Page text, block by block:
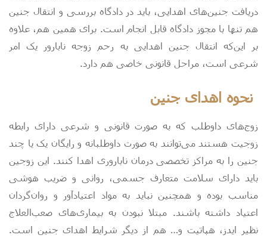
دریافت جنین‌های اهدایی، باید در دادگاه بررسی و انتقال جنین
هم تنها با مجوز دادگاه قابل انجام است. برای همین هم، علاوه
بر این‌که انتقال جنین اهدایی به رحم زوجه نابارور یک امر
شرعی است، مراحل قانونی خاصی هم دارد.
نحوه اهدای جنین
زوج‌های داوطلب که به صورت قانونی و شرعی دارای رابطه
زوجیت هستند می‌توانند به صورت داوطلبانه و رایگان یک یا چند
جنین را به مراکز تخصصی درمان ناباروری اهدا کنند. این زوجین
باید دارای سلامت متعارف جسمی، روانی و ضریب هوشی
مناسب‌ بوده و همچنین نباید به مواد اعتیادآور و روان‌گردان‌
اعتیاد داشته باشند. مبتلا نبودن به بیماری‌های صعب‌العلاج
نظیر ایدز، هپاتیت و… هم از دیگر شرایط اهدای جنین است.